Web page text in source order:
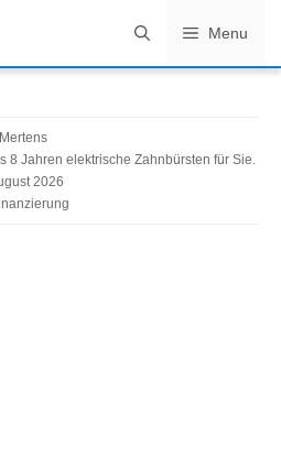
Menu
8 Jahren elektrische Zahnbürsten für Sie.
2026